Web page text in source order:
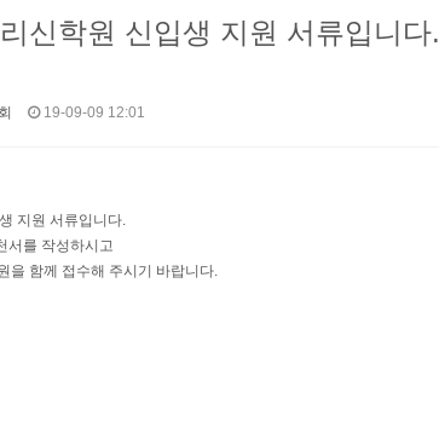
신학원 신입생 지원 서류입니다.
19-09-09 12:01
지원 서류입니다.
서를 작성하시고
을 함께 접수해 주시기 바랍니다.